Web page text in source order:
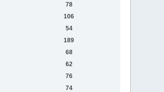
78
106
54
189
68
62
76
74